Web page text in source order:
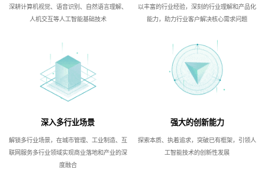
深耕计算机视觉、语音识别、自然语言理解、
人机交互等人工智能基础技术
以丰富的行业经验，深刻的行业理解和产品化
能力，助力行业客户解决核心需求问题
深入多行业场景
解锁多行业场景，在城市管理、工业制造、互
联网服务多行业领域实现商业落地和产业的深
度融合
强大的创新能力
探索本质、执着追求，突破已有框架，引领人
工智能技术的创新性发展